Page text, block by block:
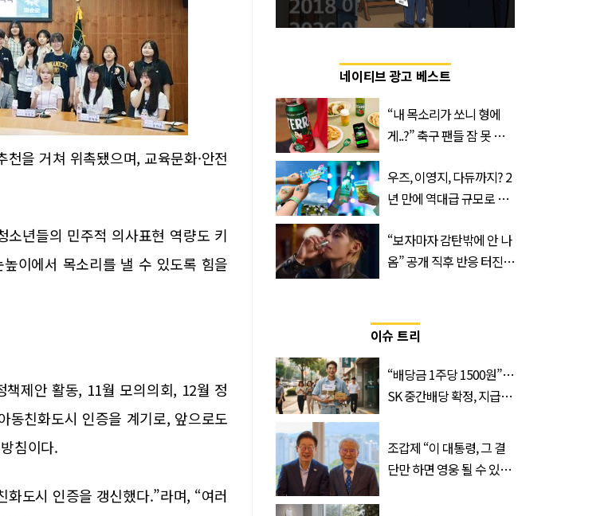
을 거쳐 위촉됐으며, 교육문화·안전
년들의 민주적 의사표현 역량도 키
이에서 목소리를 낼 수 있도록 힘을
책제안 활동, 11월 모의의회, 12월 정
동친화도시 인증을 계기로, 앞으로도
침이다.
도시 인증을 갱신했다.”라며, “여러
네이티브 광고 베스트
“내 목소리가 쏘니 형에
게..?” 축구 팬들 잠 못 들
트
우즈, 이영지, 다듀까지? 2
년 만에 역대급 규모로 돌
벌’
“보자마자 감탄밖에 안 나
옴” 공개 직후 반응 터진
이슈 트리
“배당금 1주당 1500원”…
SK 중간배당 확정, 지급일
조갑제 “이 대통령, 그 결
단만 하면 영웅 될 수 있